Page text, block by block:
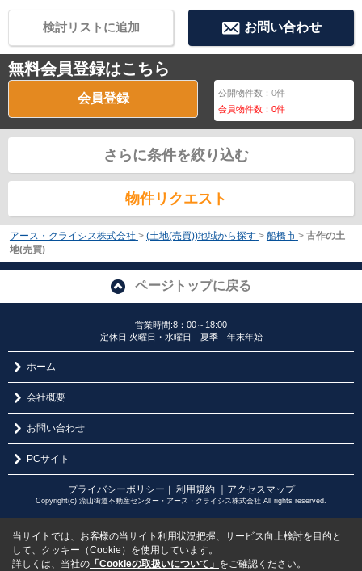
お問い合わせ
検討リストに追加
無料会員登録はこちら
会員登録 公開物件数：0件
会員物件数：0件
さらに条件を絞り込む
物件リクエスト
アース・クライシス株式会社 > (土地(売買))地域から探す > 船橋市 > 古作の土
地(売買)
ページトップに戻る
営業時間:8：00～18:00
定休日:火曜日・水曜日 夏季 年末年始
ホーム
会社概要
お問い合わせ
PCサイト
プライバシーポリシー ｜ 利用規約 ｜アクセスマップ
Copyright(c) 流山街道不動産センター・アース・クライシス株式会社 All rights reserved.
当サイトでは、お客様の当サイト利用状況把握、サービス向上検討を目的と
して、クッキー（Cookie）を使用しています。
詳しくは、当社の 「Cookieの取扱いについて」 をご確認ください。